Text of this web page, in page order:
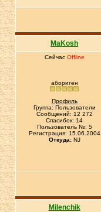
MaKosh
Сейчас Offline
абориген
Профиль
Группа: Пользователи
Сообщений: 12 272
Спасибок: 14
Пользователь №: 5
Регистрация: 15.06.2004
Откуда:NJ
Milenchik